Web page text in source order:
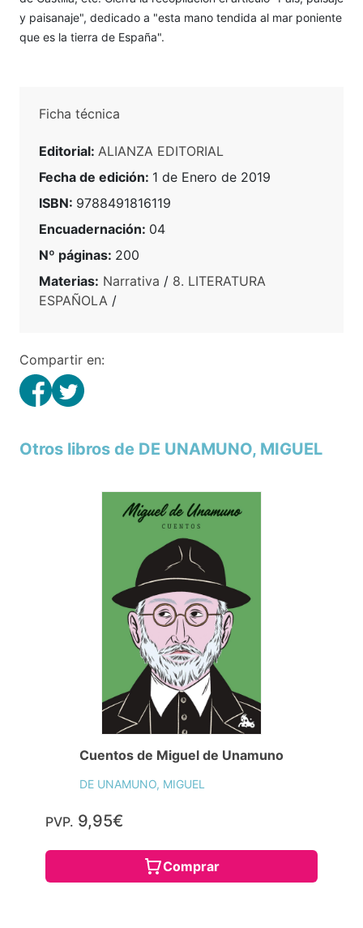
y paisanaje", dedicado a "esta mano tendida al mar poniente
que es la tierra de España".
Ficha técnica
Editorial: ALIANZA EDITORIAL
Fecha de edición: 1 de Enero de 2019
ISBN: 9788491816119
Encuadernación: 04
Nº páginas: 200
Materias: Narrativa / 8. LITERATURA
ESPAÑOLA /
Compartir en:
Otros libros de DE UNAMUNO, MIGUEL
Cuentos de Miguel de Unamuno
DE UNAMUNO, MIGUEL
PVP. 9,95€
Comprar